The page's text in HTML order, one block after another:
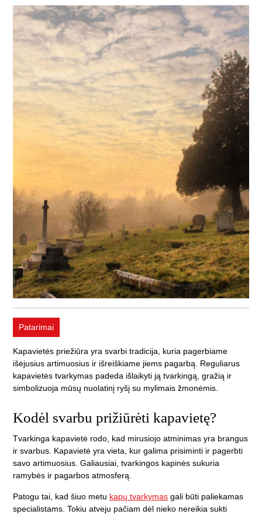
Patarimai
Kapavietės priežiūra yra svarbi tradicija, kuria pagerbiame
išėjusius artimuosius ir išreiškiame jiems pagarbą. Reguliarus
kapavietės tvarkymas padeda išlaikyti ją tvarkingą, gražią ir
simbolizuoja mūsų nuolatinį ryšį su mylimais žmonėmis.
Kodėl svarbu prižiūrėti kapavietę?
Tvarkinga kapavietė rodo, kad mirusiojo atminimas yra brangus
ir svarbus. Kapavietė yra vieta, kur galima prisiminti ir pagerbti
savo artimuosius. Galiausiai, tvarkingos kapinės sukuria
ramybės ir pagarbos atmosferą.
Patogu tai, kad šiuo metu kapų tvarkymas gali būti paliekamas
specialistams. Tokiu atveju pačiam dėl nieko nereikia sukti